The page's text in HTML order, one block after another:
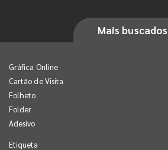
Mais buscados
Gráfica Online
Cartão de Visita
Folheto
Folder
Adesivo
Etiqueta